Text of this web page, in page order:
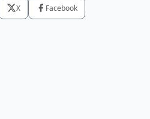
X Facebook